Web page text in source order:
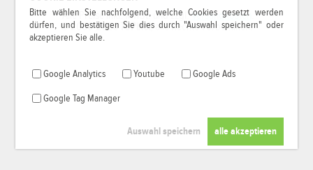
Bitte wählen Sie nachfolgend, welche Cookies gesetzt werden
dürfen, und bestätigen Sie dies durch "Auswahl speichern" oder
akzeptieren Sie alle.
Google Analytics Youtube Google Ads
Google Tag Manager
*Alle Preise inkl. MwSt. und zzgl.Versandkosten
© 2000-2026 79Pixel, alle Rechte vorbehalten.